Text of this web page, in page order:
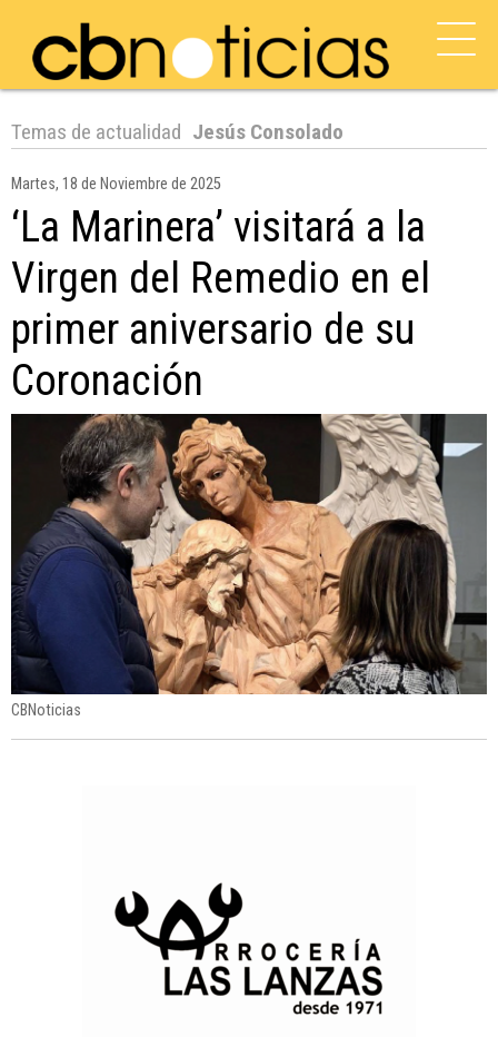
Temas de actualidad Jesús Consolado
Martes, 18 de Noviembre de 2025
‘La Marinera’ visitará a la
Virgen del Remedio en el
primer aniversario de su
Coronación
CBNoticias